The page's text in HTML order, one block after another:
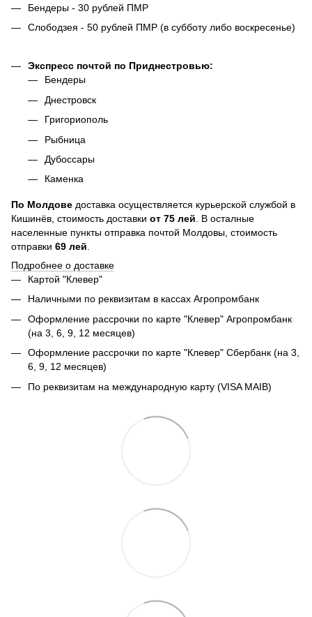
Бендеры - 30 рублей ПМР
Слободзея - 50 рублей ПМР (в субботу либо воскресенье)
Экспресс почтой по Приднестровью:
Бендеры
Днестровск
Григориополь
Рыбница
Дубоссары
Каменка
По Молдове доставка осуществляется курьерской службой в
Кишинёв, стоимость доставки от 75 лей . В осталные
населенные пункты отправка почтой Молдовы, стоимость
отправки 69 лей
Подробнее о доставке
Картой "Клевер"
Наличными по реквизитам в кассах Агропромбанк
Оформление рассрочки по карте "Клевер" Агропромбанк
(на 3, 6, 9, 12 месяцев)
Оформление рассрочки по карте "Клевер" Сбербанк (на 3,
6, 9, 12 месяцев)
По реквизитам на международную карту (VISA MAIB)